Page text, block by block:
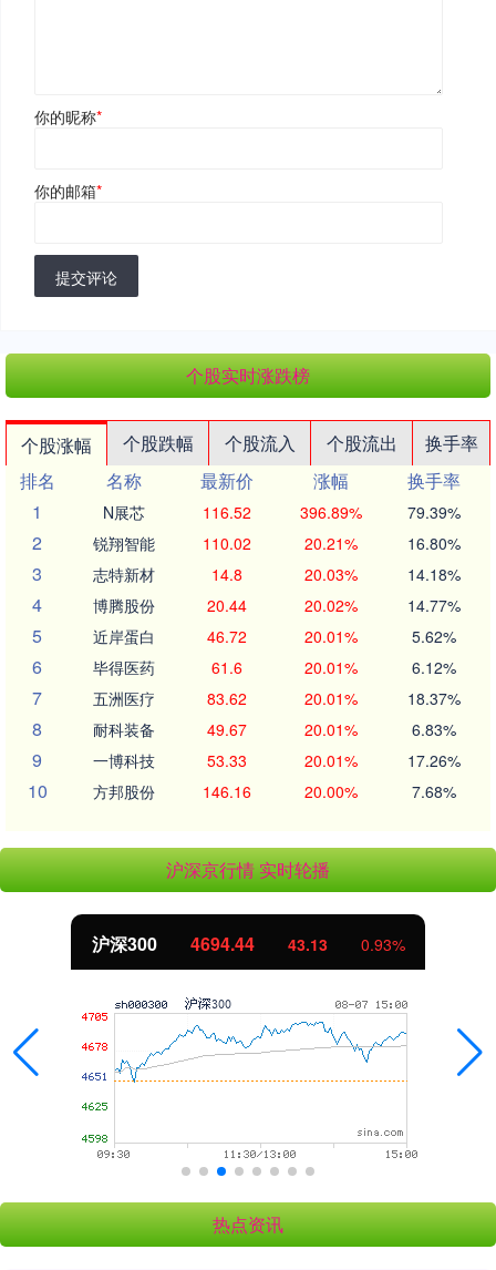
你的昵称*
你的邮箱*
提交评论
个股实时涨跌榜
个股涨幅 个股跌幅 个股流入 个股流出
换手率
排名
名称 最新价 涨幅
换手率
1
N展芯 116.52 396.89% 79.39%
2 锐翔智能 110.02 20.21% 16.80%
3 志特新材 14.8 20.03% 14.18%
4 博腾股份 20.44 20.02% 14.77%
5 近岸蛋白 46.72 20.01% 5.62%
6 毕得医药 61.6 20.01% 6.12%
7 五洲医疗 83.62 20.01% 18.37%
8 耐科装备 49.67 20.01% 6.83%
9 一博科技 53.33 20.01% 17.26%
10 方邦股份 146.16 20.00% 7.68%
沪深京行情 实时轮播
沪深300 4694.44 43.13 0.93%
热点资讯